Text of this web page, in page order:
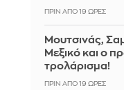
ΠΡΙΝ ΑΠΌ 19 ΏΡΕΣ
Μουτσινάς,
Μεξικό και ο
τρολάρισμα!
ΠΡΙΝ ΑΠΌ 19 ΏΡΕΣ